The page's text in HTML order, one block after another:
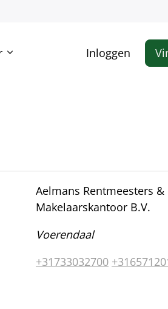
Account
navigatie
Inloggen
Aelmans Rentmeesters &
Makelaarskantoor B.V.
Voerendaal
+31733032700